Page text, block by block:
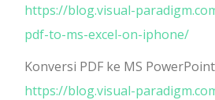
https://blog.visual-
pdf-to-ms-excel-on-iphone/
Konversi PDF ke MS PowerPoint
https://blog.visual-